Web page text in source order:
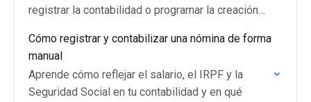
registrar la contabilidad o programar la creación
Cómo registrar y contabilizar una nómina de forma
manual
Aprende cómo reflejar el salario, el IRPF y la
Seguridad Social en tu contabilidad y en qué